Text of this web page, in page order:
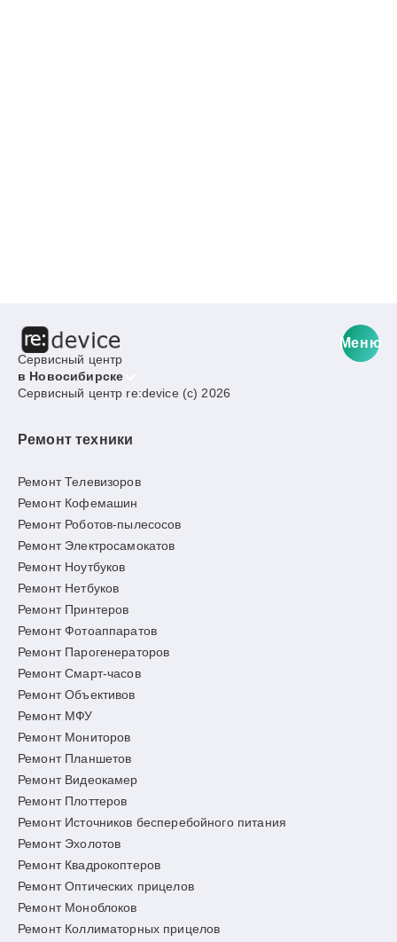
Сервисный центр
в Новосибирске
Меню
Сервисный центр re:device (c) 2026
Ремонт техники
Ремонт Телевизоров
Ремонт Кофемашин
Ремонт Роботов-пылесосов
Ремонт Электросамокатов
Ремонт Ноутбуков
Ремонт Нетбуков
Ремонт Принтеров
Ремонт Фотоаппаратов
Ремонт Парогенераторов
Ремонт Смарт-часов
Ремонт Объективов
Ремонт МФУ
Ремонт Мониторов
Ремонт Планшетов
Ремонт Видеокамер
Ремонт Плоттеров
Ремонт Источников бесперебойного питания
Ремонт Эхолотов
Ремонт Квадрокоптеров
Ремонт Оптических прицелов
Ремонт Моноблоков
Ремонт Коллиматорных прицелов